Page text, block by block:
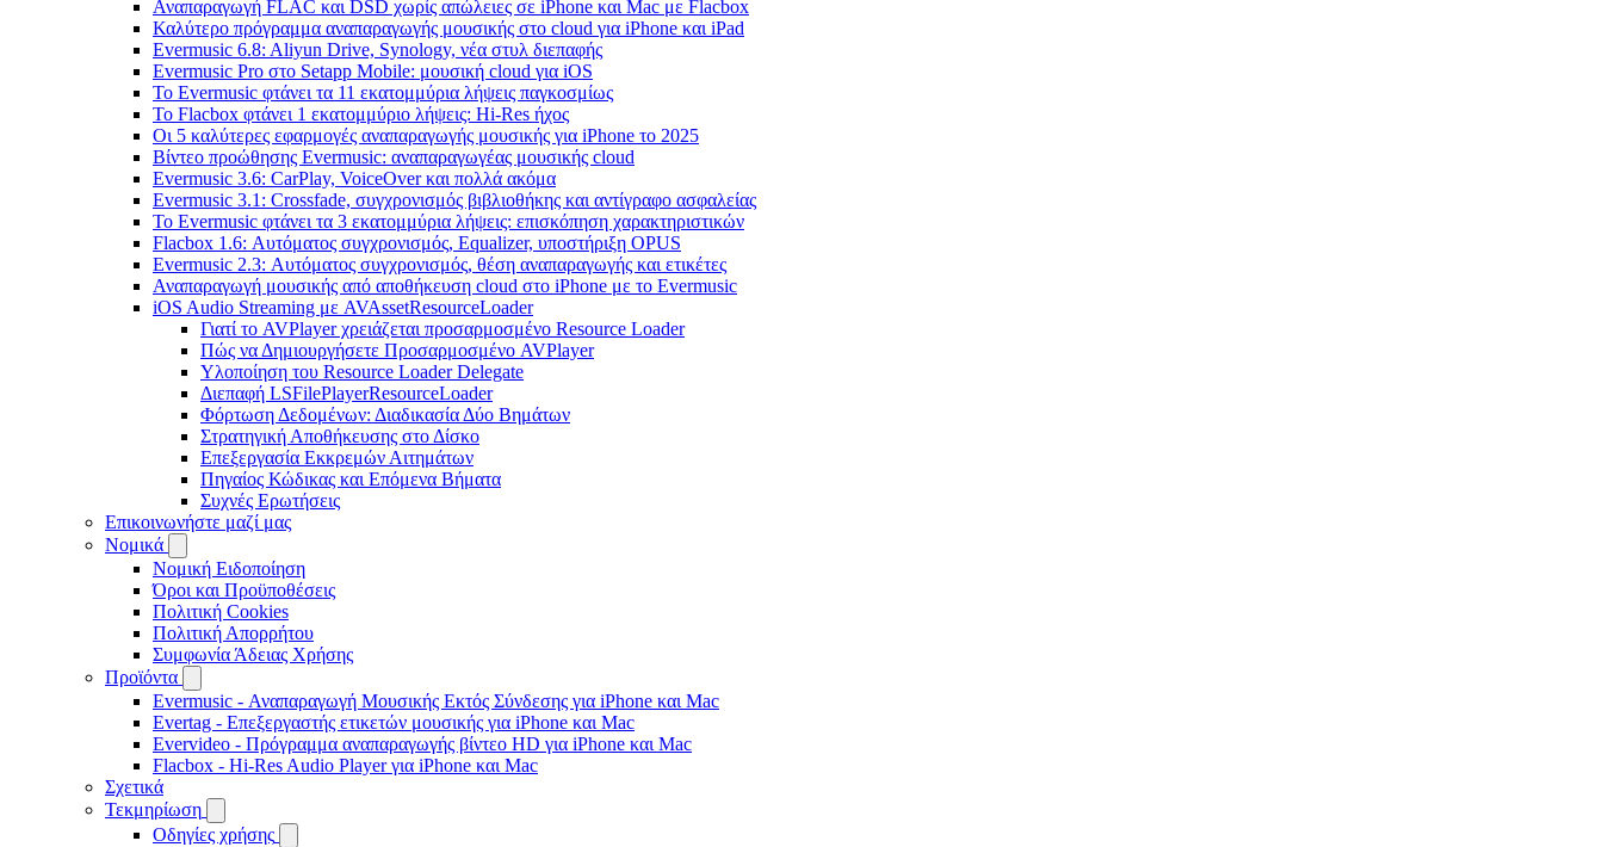
Αναπαραγωγή FLAC και DSD χωρίς απώλειες σε iPhone και Mac με Flacbox
Καλύτερο πρόγραμμα αναπαραγωγής μουσικής στο cloud για iPhone και iPad
Evermusic 6.8: Aliyun Drive, Synology, νέα στυλ διεπαφής
Evermusic Pro στο Setapp Mobile: μουσική cloud για iOS
Το Evermusic φτάνει τα 11 εκατομμύρια λήψεις παγκοσμίως
Το Flacbox φτάνει 1 εκατομμύριο λήψεις: Hi-Res ήχος
Οι 5 καλύτερες εφαρμογές αναπαραγωγής μουσικής για iPhone το 2025
Βίντεο προώθησης Evermusic: αναπαραγωγέας μουσικής cloud
Evermusic 3.6: CarPlay, VoiceOver και πολλά ακόμα
Evermusic 3.1: Crossfade, συγχρονισμός βιβλιοθήκης και αντίγραφο ασφαλείας
Το Evermusic φτάνει τα 3 εκατομμύρια λήψεις: επισκόπηση χαρακτηριστικών
Flacbox 1.6: Αυτόματος συγχρονισμός, Equalizer, υποστήριξη OPUS
Evermusic 2.3: Αυτόματος συγχρονισμός, θέση αναπαραγωγής και ετικέτες
Αναπαραγωγή μουσικής από αποθήκευση cloud στο iPhone με το Evermusic
iOS Audio Streaming με AVAssetResourceLoader
Γιατί το AVPlayer χρειάζεται προσαρμοσμένο Resource Loader
Πώς να Δημιουργήσετε Προσαρμοσμένο AVPlayer
Υλοποίηση του Resource Loader Delegate
Διεπαφή LSFilePlayerResourceLoader
Φόρτωση Δεδομένων: Διαδικασία Δύο Βημάτων
Στρατηγική Αποθήκευσης στο Δίσκο
Επεξεργασία Εκκρεμών Αιτημάτων
Πηγαίος Κώδικας και Επόμενα Βήματα
Συχνές Ερωτήσεις
Επικοινωνήστε μαζί μας
Νομικά
Νομική Ειδοποίηση
Όροι και Προϋποθέσεις
Πολιτική Cookies
Πολιτική Απορρήτου
Συμφωνία Άδειας Χρήσης
Προϊόντα
Evermusic - Αναπαραγωγή Μουσικής Εκτός Σύνδεσης για iPhone και Mac
Evertag - Επεξεργαστής ετικετών μουσικής για iPhone και Mac
Evervideo - Πρόγραμμα αναπαραγωγής βίντεο HD για iPhone και Mac
Flacbox - Hi-Res Audio Player για iPhone και Mac
Σχετικά
Τεκμηρίωση
Οδηγίες χρήσης